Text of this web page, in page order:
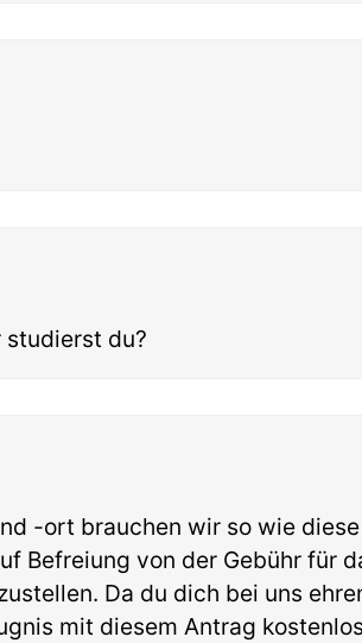
studierst du?
-ort brauchen wir so wie
Befreiung von der Gebühr für
Da du dich bei uns
mit diesem Antrag